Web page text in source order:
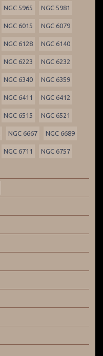
NGC 5965 NGC 5981
NGC 6015 NGC 6079
NGC 6128 NGC 6140
NGC 6223 NGC 6232
NGC 6340 NGC 6359
NGC 6411 NGC 6412
NGC 6515 NGC 6521
NGC 6667 NGC 6689
NGC 6711 NGC 6757